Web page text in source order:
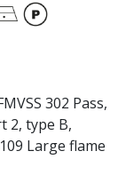
302 Pass,
2, type B,
Large flame